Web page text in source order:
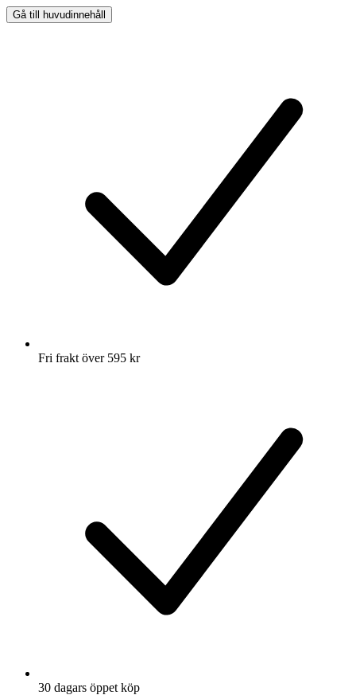
Gå till huvudinnehåll
Fri frakt över 595 kr
30 dagars öppet köp